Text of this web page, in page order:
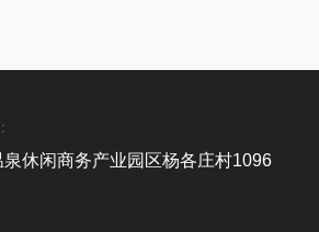
泉休闲商务产业园区杨各庄村1096